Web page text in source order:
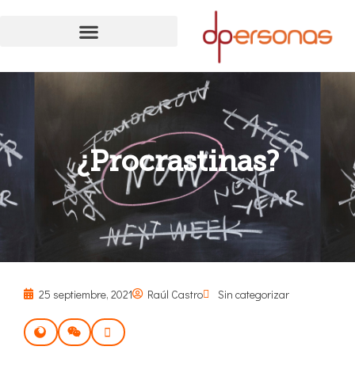
¿Procrastinas?
25 septiembre, 2021 Raúl Castro Sin categorizar